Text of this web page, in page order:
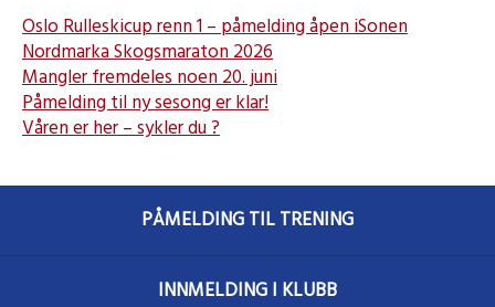
Oslo Rulleskicup renn 1 – påmelding åpen iSonen
Nordmarka Skogsmaraton 2026
Mangler fremdeles noen 20. juni
Påmelding til ny sesong er klar!
Våren er her – sykler du ?
PÅMELDING TIL TRENING
INNMELDING I KLUBB